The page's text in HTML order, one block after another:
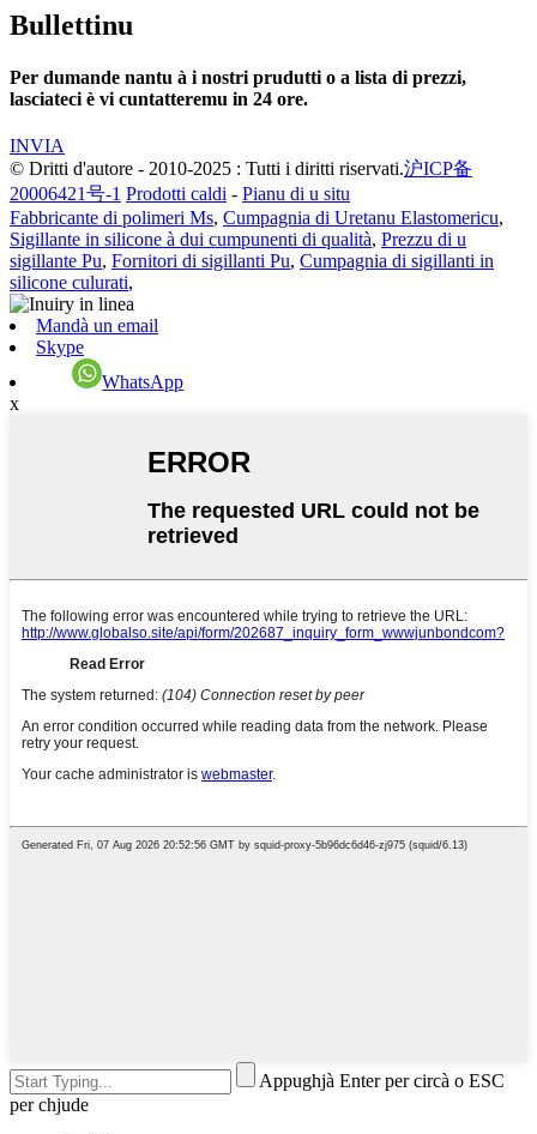
Bullettinu
Per dumande nantu à i nostri prudutti o a lista di prezzi,
lasciateci è vi cuntatteremu in 24 ore.
INVIA
© Dritti d'autore - 2010-2025 : Tutti i diritti riservati.沪ICP备
20006421号-1 Prodotti caldi - Pianu di u situ
Fabbricante di polimeri Ms, Cumpagnia di Uretanu Elastomericu,
Sigillante in silicone à dui cumpunenti di qualità, Prezzu di u
sigillante Pu, Fornitori di sigillanti Pu, Cumpagnia di sigillanti in
silicone culurati,
Mandà un email
Skype
WhatsApp
x
Appughjà Enter per circà o ESC
per chjude